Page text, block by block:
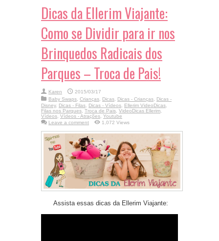
Dicas da Ellerim Viajante:
Como se Dividir para ir nos
Brinquedos Radicais dos
Parques – Troca de Pais!
Karen
2015/03/17
Baby Swaps, Crianças, Dicas, Dicas - Crianças, Dicas -
Disney, Dicas - Filas, Dicas - Vídeos, Ellerim VideoDicas,
Filas nos Parques, Troca de Pais, VideoDicas Ellerim,
Vídeos, Vídeos - Atrações, Youtube
Leave a comment
1,072 Views
Assista essas dicas da Ellerim Viajante: